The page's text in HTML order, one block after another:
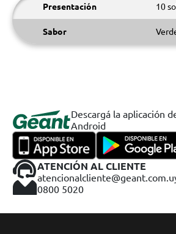
Presentación 10
Sabor
Descargá la aplicación
Android
ATENCIÓN AL CLIENTE
0800 5020